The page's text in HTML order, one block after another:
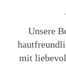
Unsere
mit